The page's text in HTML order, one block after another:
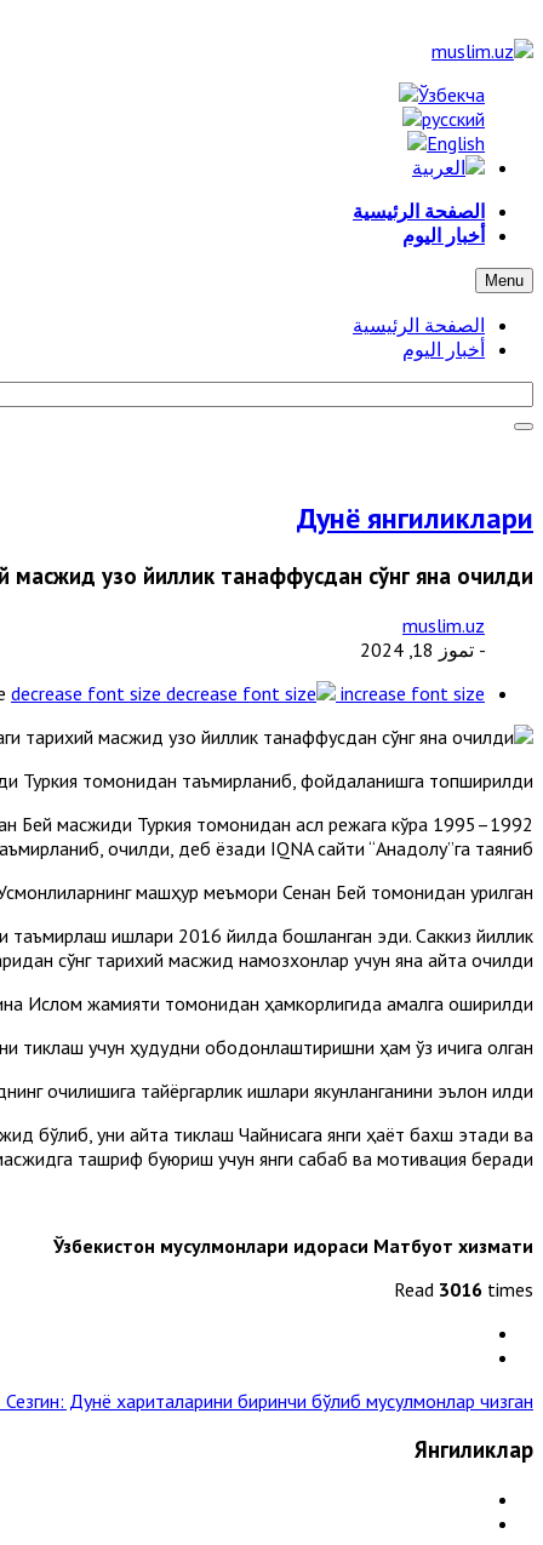
الصفحة الرئيسية
أخبار اليوم
Menu
الصفحة الرئيسية
أخبار اليوم
Дунё янгиликлари
масжид узоқ йиллик танаффусдан сўнг яна очилди
muslim.uz
- تموز 18, 2024
decrease font size increase font size
Туркия томонидан таъмирланиб, фойдаланишга топширилди.
Бей масжиди Туркия томонидан асл режага кўра
очилди, деб ёзади IQNA сайти “Aнадолу”га таяниб.
машҳур меъмори Сенан Бей томонидан қурилган.
таъмирлаш ишлари 2016 йилда бошланган эди. Саккиз йиллик
сўнг тарихий масжид намозхонлар учун яна қайта очилди.
Ислом жамияти томонидан ҳамкорлигида амалга оширилди.
тиклаш учун ҳудудни ободонлаштиришни ҳам ўз ичига олган.
очилишига тайёргарлик ишлари якунланганини эълон қилди.
бўлиб, уни қайта тиклаш Чайниcага янги ҳаёт бахш этади ва
ташриф буюриш учун янги сабаб ва мотивация беради.
Ўзбекистон мусулмонлари идораси Матбуот хизмати
Read 3016 times
Дунё хариталарини биринчи бўлиб мусулмонлар чизган »
Янгиликлар